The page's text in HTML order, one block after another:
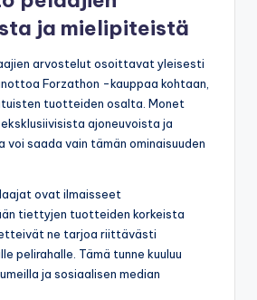
ja mielipiteistä
arvostelut osoittavat yleisesti
Forzathon -kauppaa kohtaan,
tuotteiden osalta. Monet
ajoneuvoista ja
voi saada vain tämän ominaisuuden
ovat ilmaisseet
tiettyjen tuotteiden korkeista
ne tarjoa riittävästi
pelirahalle. Tämä tunne kuuluu
ja sosiaalisen median